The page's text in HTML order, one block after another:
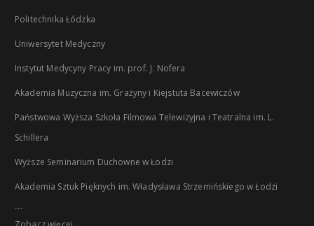
Politechnika Łódzka
Uniwersytet Medyczny
Instytut Medycyny Pracy im. prof. J. Nofera
Akademia Muzyczna im. Grażyny i Kiejstuta Bacewiczów
Państwowa Wyższa Szkoła Filmowa Telewizyjna i Teatralna im. L.
Schillera
Wyższe Seminarium Duchowne w Łodzi
Akademia Sztuk Pięknych im. Władysława Strzemińskiego w Łodzi
...